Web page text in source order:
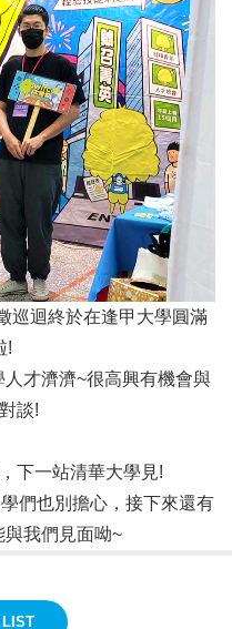
巡迴終於在逢甲大學圓滿
!
才濟濟~很高興有機會與
談!
下一站清華大學見!
們也別擔心，接下來還有
我們見面呦~
LIST